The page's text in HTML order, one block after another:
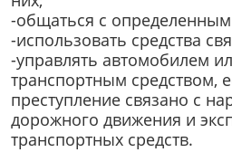
-общаться с
-использовать средства
-управлять автомобилем
транспортным средством,
преступление связано с
дорожного движения и
транспортных средств.